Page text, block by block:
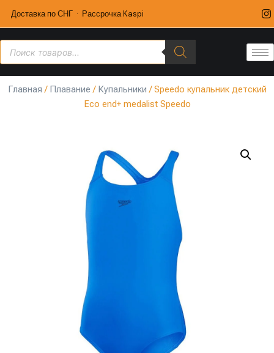
Доставка по СНГ · Рассрочка Kaspi
Главная / Плавание / Купальники / Speedo купальник детский
Eco end+ medalist Speedo